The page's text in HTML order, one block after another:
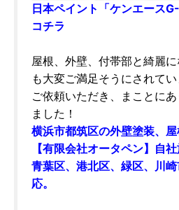
日本ペイント「ケンエース
コチラ
屋根、外壁、付帯部と綺麗
も大変ご満足そうにされてい
ご依頼いただき、まことに
ました！
横浜市都筑区の外壁塗装、
【有限会社オータペン】自社
青葉区、港北区、緑区、川
応。